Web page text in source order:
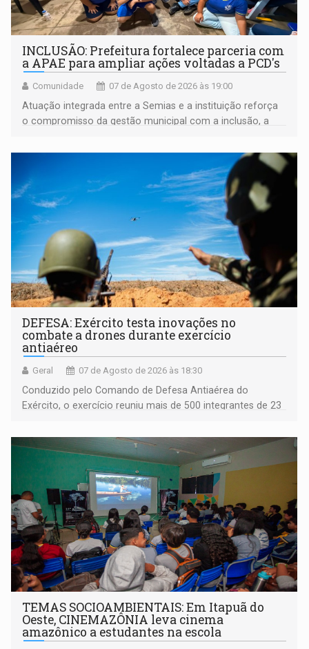
INCLUSÃO: Prefeitura fortalece parceria com
a APAE para ampliar ações voltadas a PCD's
Comunidade 07 de Agosto de 2026 às 19:00
Atuação integrada entre a Semias e a instituição reforça
o compromisso da gestão municipal com a inclusão, a
DEFESA: Exército testa inovações no
combate a drones durante exercício
antiaéreo
Geral 07 de Agosto de 2026 às 18:30
Conduzido pelo Comando de Defesa Antiaérea do
Exército, o exercício reuniu mais de 500 integrantes de 23
TEMAS SOCIOAMBIENTAIS: Em Itapuã do
Oeste, CINEMAZÔNIA leva cinema
amazônico a estudantes na escola